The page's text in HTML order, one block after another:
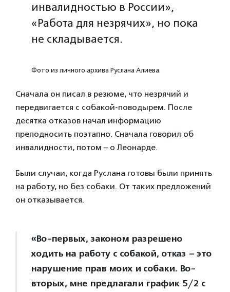
инвалидностью в России»,
«Работа для незрячих», но пока
не складывается.
Фото из личного архива Руслана Алиева.
Сначала он писал в резюме, что незрячий и
передвигается с собакой-поводырем. После
десятка отказов начал информацию
преподносить поэтапно. Сначала говорил об
инвалидности, потом – о Леонарде.
Были случаи, когда Руслана готовы были принять
на работу, но без собаки. От таких предложений
он отказывается.
«Во-первых, законом разрешено
ходить на работу с собакой, отказ – это
нарушение прав моих и собаки. Во-
вторых, мне предлагали график 5/2 с